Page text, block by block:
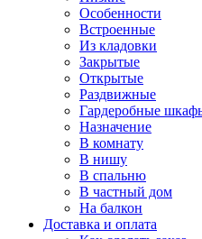
Особенности
Встроенные
Из кладовки
Закрытые
Открытые
Раздвижные
Гардеробные
Назначение
В комнату
В нишу
В спальню
В частный дом
На балкон
Доставка и оплата